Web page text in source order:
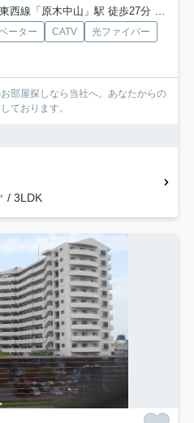
東西線「原木中山」駅 徒歩27分
ーター CATV
光ファイバー
部屋探しなら当社へ。あなたからの
ております。
/ 3LDK